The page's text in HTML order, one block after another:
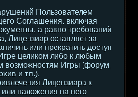
Пользователем
Соглашения, включая
а равно требований
Лицензиар оставляет за
или прекратить доступ
целиком либо к любым
возможностям Игры (форум,
и т.п.).
Лицензиара к
или наложения на него